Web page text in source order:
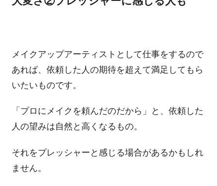
メイクアップアーティストとして仕事をするので
あれば、依頼した人の期待を超えて満足してもら
いたいものです。
「プロにメイクを頼んだのだから」と、依頼した
人の望みは自然と高くなるもの。
それをプレッシャーと感じる場合があるかもしれ
ません。